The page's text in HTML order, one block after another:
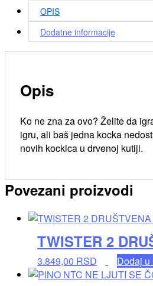
OPIS
Dodatne informacije
Opis
Ko ne zna za ovo? Želite da
igru, ali baš jedna kocka
novih kockica u drvenoj kutiji.
Povezani proizvodi
TWISTER 2
3.849,00 RSD Dodaj u